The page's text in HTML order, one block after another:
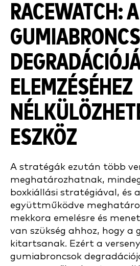
RACEWATCH: A
ELEMZÉSÉHEZ
ESZKÖZ
A stratégák ezután több
meghatározhatnak,
boxkiállási stratégiával, és
együttműködve
mekkora emelésre és
van szükség ahhoz, hogy a
kitartsanak. Ezért a
gumiabroncsok